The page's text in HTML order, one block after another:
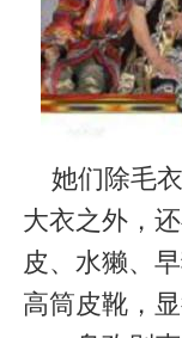
她们除毛衣
大衣之外，
皮、水獭、
高筒皮靴，